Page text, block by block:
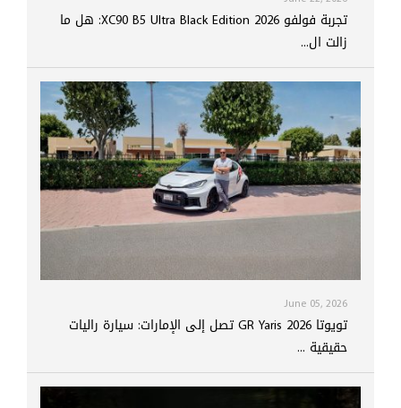
تجربة فولفو XC90 B5 Ultra Black Edition 2026: هل ما
زالت ال...
June 05, 2026
تويوتا GR Yaris 2026 تصل إلى الإمارات: سيارة راليات
حقيقية ...